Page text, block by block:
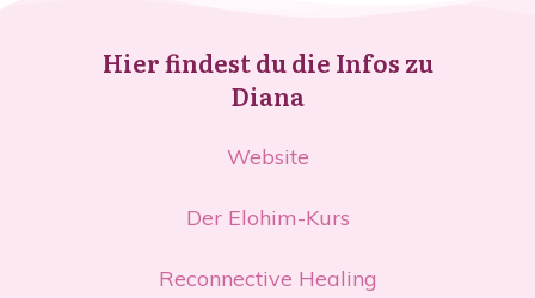
Hier findest du die Infos zu
Diana
Website
Der Elohim-Kurs
Reconnective Healing